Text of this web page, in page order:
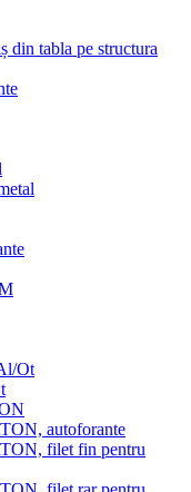
din tabla pe structura
Ot
autoforante
filet fin pentru